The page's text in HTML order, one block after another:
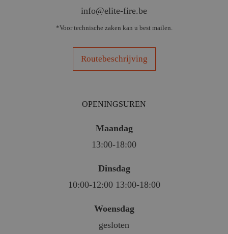
info@elite-fire.be
*Voor technische zaken kan u best mailen.
Routebeschrijving
OPENINGSUREN
Maandag
13:00-18:00
Dinsdag
10:00-12:00 13:00-18:00
Woensdag
gesloten